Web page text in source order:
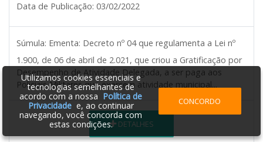
Data de Publicação: 03/02/2022
Súmula: Ementa: Decreto nº 04 que regulamenta a Lei nº
1.900, de 06 de abril de 2.021, que criou a Gratificação por
Desempenho de Atividade Delegada, a ser paga aos
Policiais Militares que exercem atividade municipal...
DETALHES
Utilizamos cookies essenciais e
tecnologias semelhantes de
acordo com a nossa Política de
Privacidadee, ao continuar
navegando, você concorda com
estas condições.
CONCORDO